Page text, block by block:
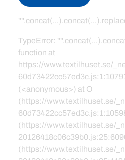
TypeError:
function at
https://www.textilhuset.se/
(<anonymous>) at O
(https://www.textilhuset.se/
(https://www.textilhuset.se/
(https://www.textilhuset.se/